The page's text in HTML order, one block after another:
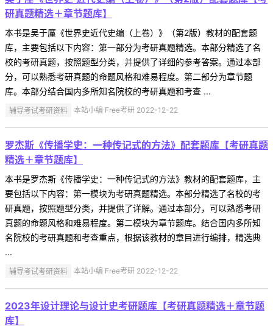
研真题精选＋章节题库】
本书是吴于廑《世界史近代史编（上卷）》（第2版）教材的配套题
库，主要包括以下内容：第一部分为考研真题精选。本部分精选了名
校的考研真题，按照题型分类，并提供了详细的参考答案。通过本部
分，可以熟悉考研真题的命题风格和难易程度。第二部分为章节题
库。本部分结合国内多所知名院校的考研真题和考查 ...
辅导考试考研资料 本站小编 Free考研 2022-12-22
罗杰斯《传播学史：一种传记式的方法》配套题库【考研真题
精选＋章节题库】
本书是罗杰斯《传播学史：一种传记式的方法》教材的配套题库，主
要包括以下内容：第一模块为考研真题精选。本部分精选了名校的考
研真题，按照题型分类，并提供了详解。通过本部分，可以熟悉考研
真题的命题风格和难易程度。第二模块为章节题库。结合国内多所知
名院校的考研真题和考查重点，根据该教材的章目进行编排，精选典
...
辅导考试考研资料 本站小编 Free考研 2022-12-22
2023年设计理论与设计史考研题库【考研真题精选＋章节题
库】